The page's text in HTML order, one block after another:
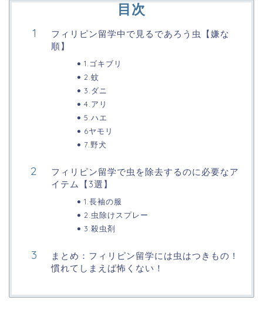
目次
フィリピン留学中で見るであろう虫【嫌な
順】
1.ゴキブリ
2.蚊
3.ダニ
4.アリ
5.ハエ
6ヤモリ
7.野犬
フィリピン留学で虫を除去するのに必要なア
イテム【3選】
1.長袖の服
2.虫除けスプレー
3.殺虫剤
まとめ：フィリピン留学には虫はつきもの！
慣れてしまえば怖くない！